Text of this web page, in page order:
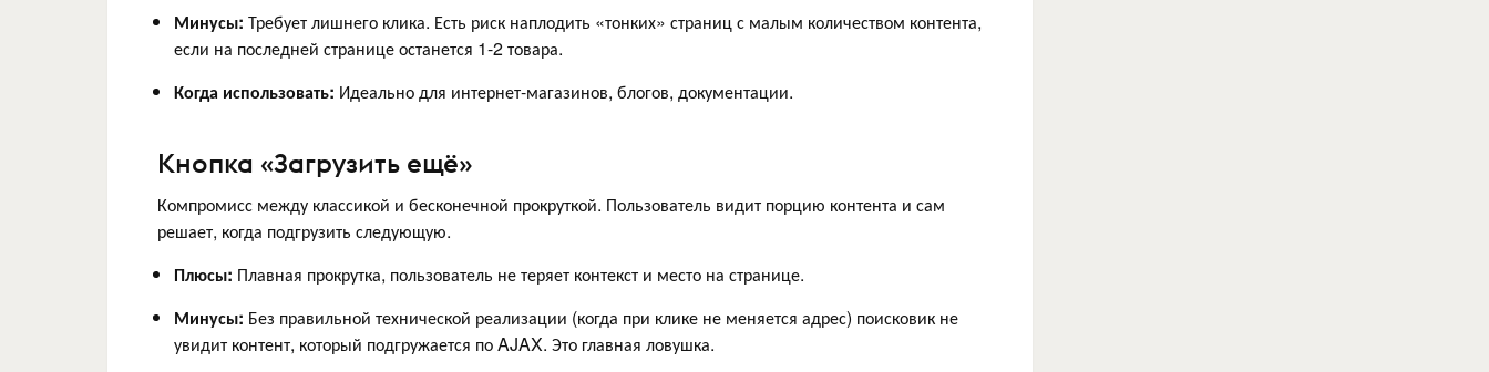
Минусы: Требует лишнего клика. Есть риск наплодить «тонких» страниц с малым количеством контента,
если на последней странице останется 1-2 товара.
Когда использовать: Идеально для интернет-магазинов, блогов, документации.
Кнопка «Загрузить ещё»
Компромисс между классикой и бесконечной прокруткой. Пользователь видит порцию контента и сам
решает, когда подгрузить следующую.
Плюсы: Плавная прокрутка, пользователь не теряет контекст и место на странице.
Минусы: Без правильной технической реализации (когда при клике не меняется адрес) поисковик не
увидит контент, который подгружается по AJAX. Это главная ловушка.